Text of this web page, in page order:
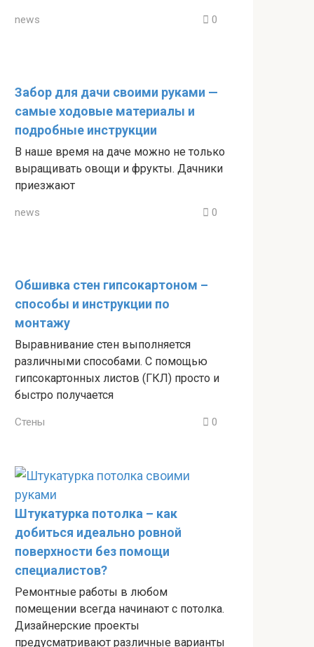
news 0
Забор для дачи своими руками —
самые ходовые материалы и
подробные инструкции
В наше время на даче можно не только
выращивать овощи и фрукты. Дачники
приезжают
news 0
Обшивка стен гипсокартоном –
способы и инструкции по
монтажу
Выравнивание стен выполняется
различными способами. С помощью
гипсокартонных листов (ГКЛ) просто и
быстро получается
Стены 0
Штукатурка потолка – как
добиться идеально ровной
поверхности без помощи
специалистов?
Ремонтные работы в любом
помещении всегда начинают с потолка.
Дизайнерские проекты
предусматривают различные варианты